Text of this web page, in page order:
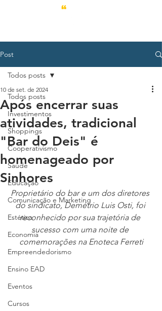
Post
Todos posts
Investimentos
Shoppings
Cooperativismo
Saúde
Educação
Comunicação e Marketing
Estética
Economia
Empreendedorismo
Ensino EAD
Eventos
Cursos
Todos posts
Após encerrar suas
atividades, tradicional
"Bar do Deis" é
homenageado por
Sinhores
10 de set. de 2024
Proprietário do bar e um dos diretores
do sindicato, Demétrio Luis Osti, foi
reconhecido por sua trajetória de
sucesso com uma noite de
comemorações na Enoteca Ferreti